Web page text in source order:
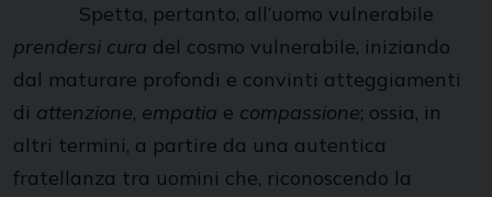
Spetta, pertanto, all’uomo vulnerabile
prendersi cura del cosmo vulnerabile, iniziando
dal maturare profondi e convinti atteggiamenti
di attenzione, empatia e compassione; ossia, in
altri termini, a partire da una autentica
fratellanza tra uomini che, riconoscendo la